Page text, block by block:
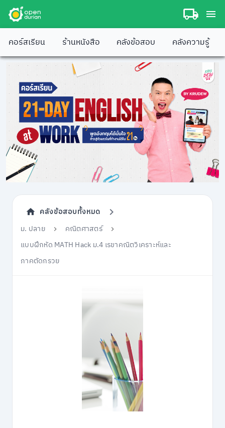
คอร์สเรียน ร้านหนังสือ คลังข้อสอบ คลังความรู้
คลังข้อสอบทั้งหมด
ม. ปลาย
คณิตศาสตร์
แบบฝึกหัด MATH Hack ม.4 เรขาคณิตวิเคราะห์และ
ภาคตัดกรวย